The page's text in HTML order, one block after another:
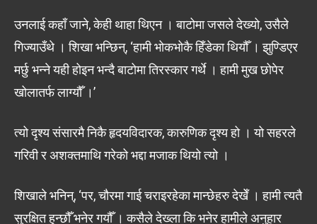
उनलाई कहाँ जाने, केही थाहा थिएन । बाटोमा जसले देख्यो, उसैले
गिज्याउँथे । शिखा भन्छिन्, ‘हामी भोकभोकै हिँडेका थियौँ । झुण्डिएर
मर्छु भन्ने यही होइन भन्दै बाटोमा तिरस्कार गर्थे । हामी मुख छोपेर
खोलातर्फ लाग्यौँ ।’
त्यो दृश्य संसारमै निकै हृदयविदारक, कारुणिक दृश्य हो । यो सहरले
गरिवी र अशक्तमाथि गरेको भद्दा मजाक थियो त्यो ।
शिखाले भनिन्, ‘पर, चौरमा गाई चराइरहेका मान्छेहरु देखेँ । हामी त्यतै
सुरक्षित हुन्छौँ भनेर गयौँ । कसैले देख्ला कि भनेर हामीले अनुहार